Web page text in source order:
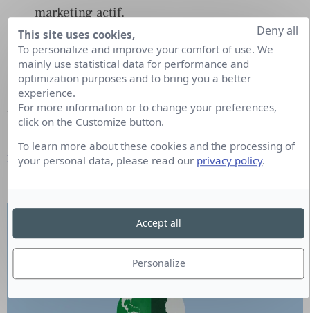
marketing actif.
Anticiper l’avenir en se responsabilisant
aujourd’hui.
Lien sur
l’invitation :https://adetem.org/responsables-by-
adetem-marketing-responsable-pas-forcement-
facile-mais-possible/
This site uses cookies,
To personalize and improve your comfort of use. We
mainly use statistical data for performance and
optimization purposes and to bring you a better
experience.
For more information or to change your preferences,
click on the Customize button.
To learn more about these cookies and the processing of
your personal data, please read our privacy policy.
Personalize
Deny all
Accept all